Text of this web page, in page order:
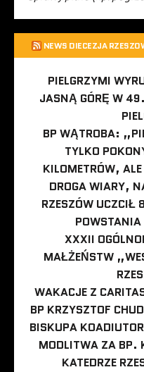
NEWS DIECEZJA
PIELGRZYMI
JASNĄ GÓRĘ W
BP WĄTROBA:
TYLKO
KILOMETRÓW,
DROGA WIARY,
RZESZÓW UCZCIŁ
XXXII
MAŁŻEŃSTW
WAKACJE Z
BP KRZYSZTOF
BISKUPA
MODLITWA ZA BP.
KATEDRZE